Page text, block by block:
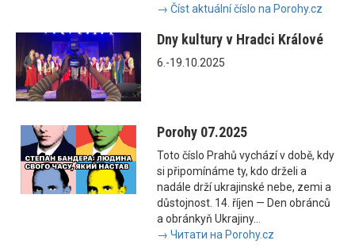
→ Číst aktuální číslo na Porohy.cz
Dny kultury v Hradci Králové
6.-19.10.2025
Porohy 07.2025
Toto číslo Prahů vychází v době, kdy
si připomínáme ty, kdo drželi a
nadále drží ukrajinské nebe, zemi a
důstojnost. 14. říjen — Den obránců
a obránkyň Ukrajiny...
→ Читати на Porohy.cz